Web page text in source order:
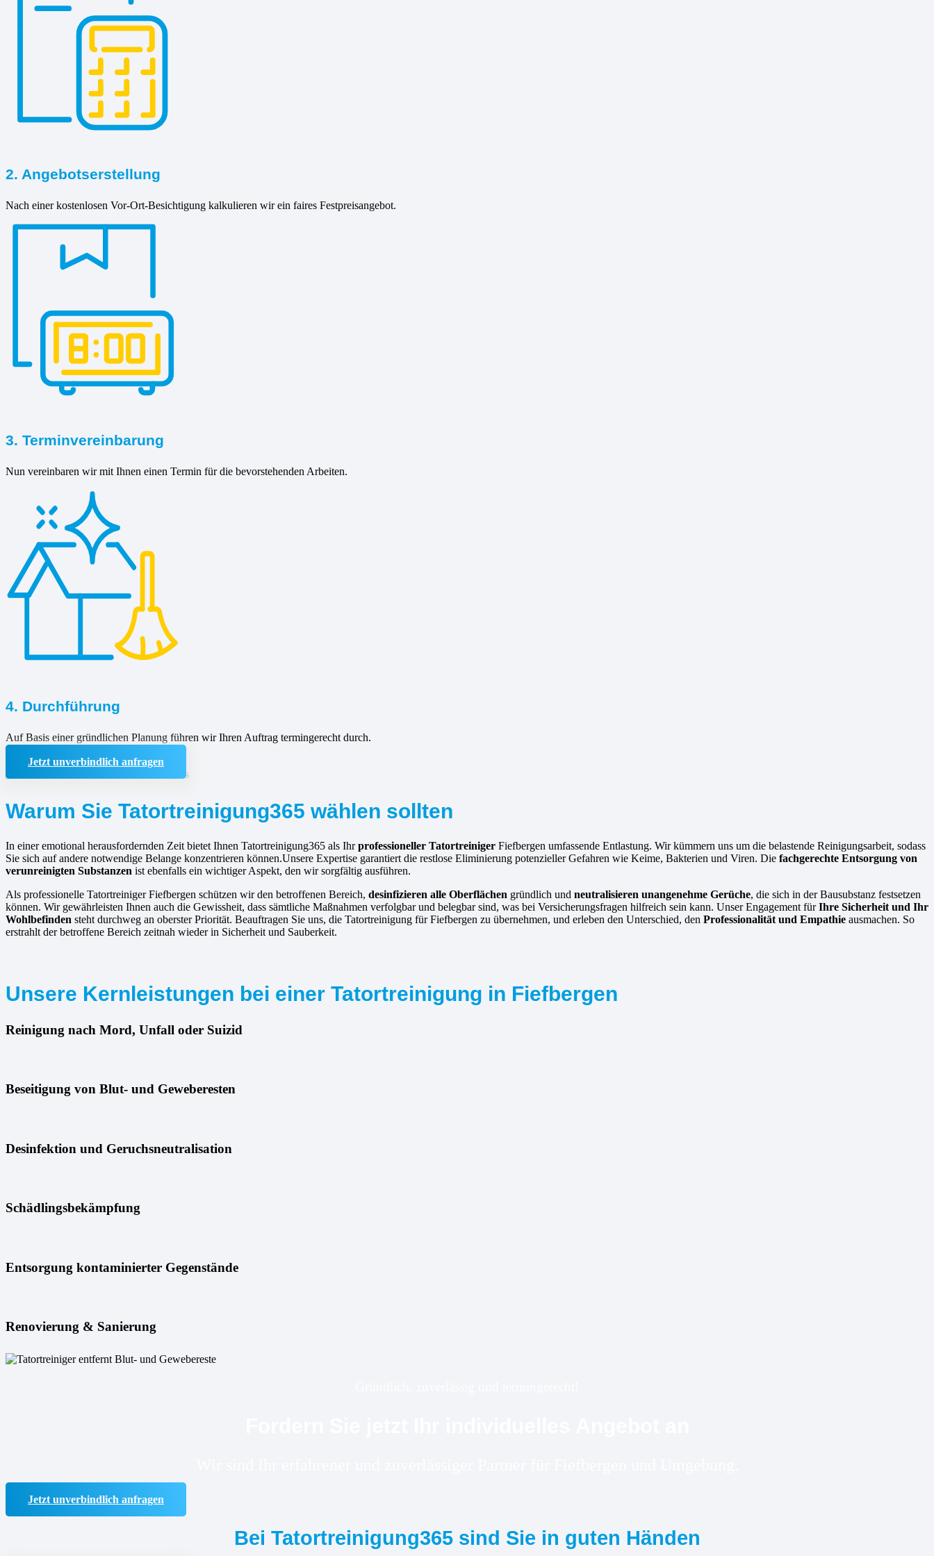
2. Angebotserstellung
Nach einer kostenlosen Vor-Ort-Besichtigung kalkulieren wir ein faires Festpreisangebot.
3. Terminvereinbarung
Nun vereinbaren wir mit Ihnen einen Termin für die bevorstehenden Arbeiten.
4. Durchführung
Auf Basis einer gründlichen Planung führen wir Ihren Auftrag termingerecht durch.
Jetzt unverbindlich anfragen
Warum Sie Tatortreinigung365 wählen sollten
In einer emotional herausfordernden Zeit bietet Ihnen Tatortreinigung365 als Ihrprofessioneller Tatortreiniger Fiefbergen umfassende Entlastung. Wir kümmern uns um die belastende Reinigungsarbeit, sodass
Sie sich auf andere notwendige Belange konzentrieren können.Unsere Expertise garantiert die restlose Eliminierung potenzieller Gefahren wie Keime, Bakterien und Viren. Die fachgerechte Entsorgung von
verunreinigten Substanzen ist ebenfalls ein wichtiger Aspekt, den wir sorgfältig ausführen.
Als professionelle Tatortreiniger Fiefbergen schützen wir den betroffenen Bereich, desinfizieren alle Oberflächen gründlich und neutralisieren unangenehme Gerüche, die sich in der Bausubstanz festsetzen
können. Wir gewährleisten Ihnen auch die Gewissheit, dass sämtliche Maßnahmen verfolgbar und belegbar sind, was bei Versicherungsfragen hilfreich sein kann. Unser Engagement fürIhre Sicherheit und Ihr
Wohlbefinden steht durchweg an oberster Priorität. Beauftragen Sie uns, die Tatortreinigung für Fiefbergen zu übernehmen, und erleben den Unterschied, den Professionalität und Empathie ausmachen. So
erstrahlt der betroffene Bereich zeitnah wieder in Sicherheit und Sauberkeit.
Unsere Kernleistungen bei einer Tatortreinigung in Fiefbergen
Reinigung nach Mord, Unfall oder Suizid
Beseitigung von Blut- und Geweberesten
Desinfektion und Geruchsneutralisation
Schädlingsbekämpfung
Entsorgung kontaminierter Gegenstände
Renovierung & Sanierung
Jetzt unverbindlich anfragen
Bei Tatortreinigung365 sind Sie in guten Händen